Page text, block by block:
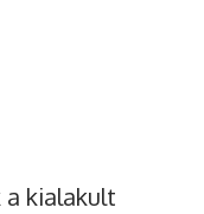
a kialakult